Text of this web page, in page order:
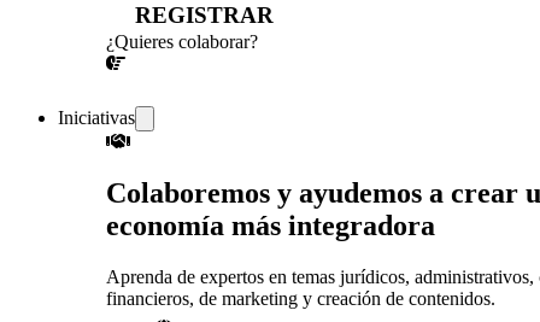
REGISTRAR
¿Quieres colaborar?
Iniciativas
Colaboremos y ayudemos a crear
economía más integradora
Aprenda de expertos en temas jurídicos, administrativos,
financieros, de marketing y creación de contenidos.